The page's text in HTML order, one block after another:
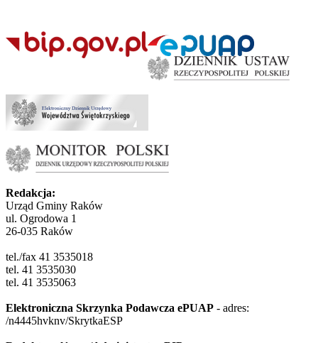
Redakcja:
Urząd Gminy Raków
ul. Ogrodowa 1
26-035 Raków
tel./fax 41 3535018
tel. 41 3535030
tel. 41 3535063
Elektroniczna Skrzynka Podawcza ePUAP - adres:
/n4445hvknv/SkrytkaESP